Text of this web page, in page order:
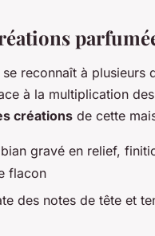
reconnaît à plusieurs
à la multiplication
créations de cette
gravé en relief,
flacon
des notes de tête et